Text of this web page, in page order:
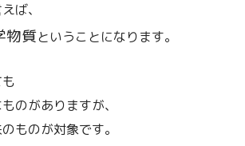
ば、
物質ということになります。
のがありますが、
ものが対象です。